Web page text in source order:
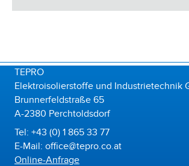
TEPRO
Elektroisolierstoffe und Industrietechnik
Brunnerfeldstraße 65
A-2380 Perchtoldsdorf
Tel: +43 (0) 1 865 33 77
E-Mail: office@tepro.co.at
Online-Anfrage